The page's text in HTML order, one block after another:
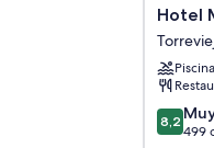
Hotel
Masa
Hotel
Piscina
8.2
sobre
8,2
499